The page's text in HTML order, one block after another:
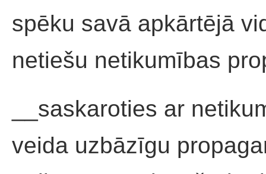
spēku savā apkārtējā
netiešu netikumības
__saskaroties ar
veida uzbāzīgu